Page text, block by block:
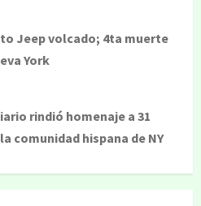
Jeep volcado; 4ta muerte
York
rindió homenaje a 31
comunidad hispana de NY